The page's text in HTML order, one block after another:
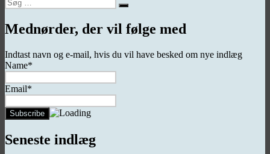
efter:
Søg
Mednørder, der vil følge med
Indtast navn og e-mail, hvis du vil have besked om nye indlæg
Name*
Email*
Seneste indlæg